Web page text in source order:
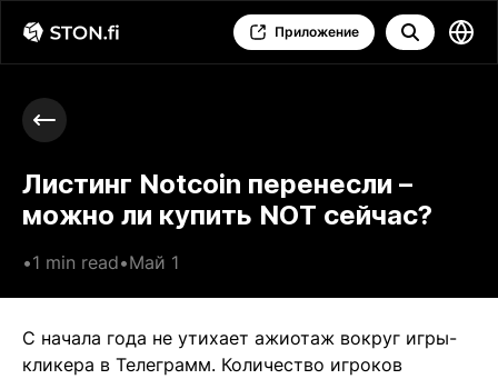
Приложение
Листинг Notcoin перенесли –
можно ли купить NOT сейчас?
•1 min read•Май 1
С начала года не утихает ажиотаж вокруг игры-
кликера в Телеграмм. Количество игроков